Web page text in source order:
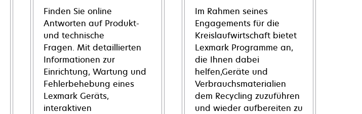
Finden Sie online
Antworten auf Produkt-
und technische
Fragen. Mit detaillierten
Informationen zur
Einrichtung, Wartung und
Fehlerbehebung eines
Lexmark Geräts,
interaktiven
Im Rahmen seines
Engagements für die
Kreislaufwirtschaft bietet
Lexmark Programme an,
die Ihnen dabei
helfen,Geräte und
Verbrauchsmaterialien
dem Recycling zuzuführen
und wieder aufbereiten zu